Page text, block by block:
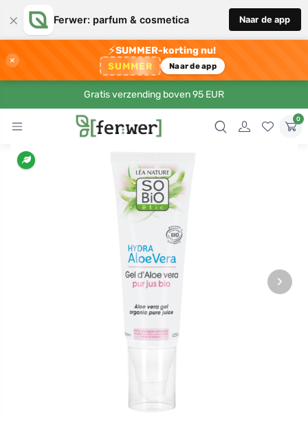
× Ferwer: parfum & cosmetica Naar de app
×
⚡SUMMER-korting nu!
SUMMER Naar de app
Gratis verzending boven 95 EUR
0
›